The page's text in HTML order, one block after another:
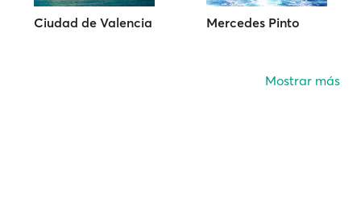
Ciudad de Valencia Mercedes Pinto
Mostrar más